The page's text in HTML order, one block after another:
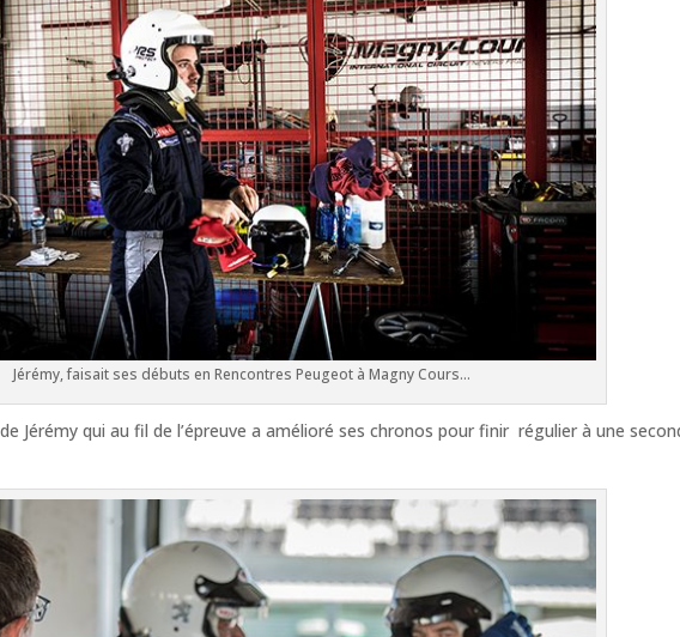
Jérémy, faisait ses débuts en Rencontres Peugeot à Magny Cours…
Jérémy qui au fil de l’épreuve a amélioré ses chronos pour finir régulier à une